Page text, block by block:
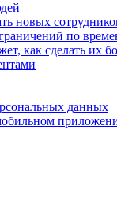
новых
по
как сделать их
данных